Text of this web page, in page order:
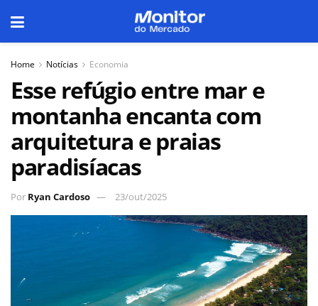
Home Notícias Economia
Esse refúgio entre mar e
montanha encanta com
arquitetura e praias
paradisíacas
Por Ryan Cardoso 23/out/2025